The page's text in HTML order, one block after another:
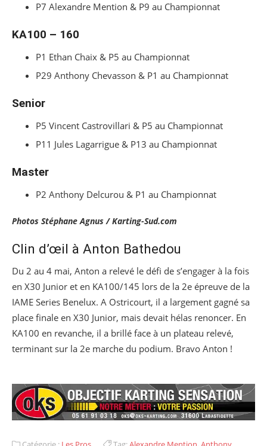
P7 Alexandre Mention & P9 au Championnat
KA100 – 160
P1 Ethan Chaix & P5 au Championnat
P29 Anthony Chevasson & P1 au Championnat
Senior
P5 Vincent Castrovillari & P5 au Championnat
P11 Jules Lagarrigue & P13 au Championnat
Master
P2 Anthony Delcurou & P1 au Championnat
Photos Stéphane Agnus / Karting-Sud.com
Clin d’œil à Anton Bathedou
Du 2 au 4 mai, Anton a relevé le défi de s’engager à la fois
en X30 Junior et en KA100/145 lors de la 2e épreuve de la
IAME Series Benelux. A Ostricourt, il a largement gagné sa
place finale en X30 Junior, mais devait hélas renoncer. En
KA100 en revanche, il a brillé face à un plateau relevé,
terminant sur la 2e marche du podium. Bravo Anton !